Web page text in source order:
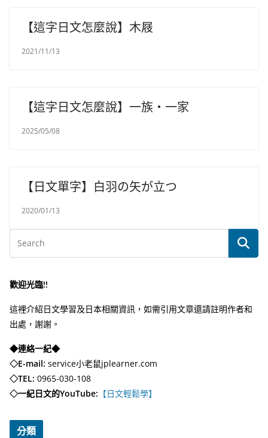
【這字日文怎麼說】木屐
2021/11/13
【這字日文怎麼說】一族・一家
2025/05/08
【日文單字】白羽の矢が立つ
2020/01/13
歡迎光臨!!
這裡介紹日文學習及日本相關資訊，如需引用文章還請註明作者和
出處，謝謝。
◆連絡一紀◆
◇E-mail: service小老鼠jplearner.com
◇TEL: 0965-030-108
◇一紀日文的YouTube: 【日文輕鬆學】
分類